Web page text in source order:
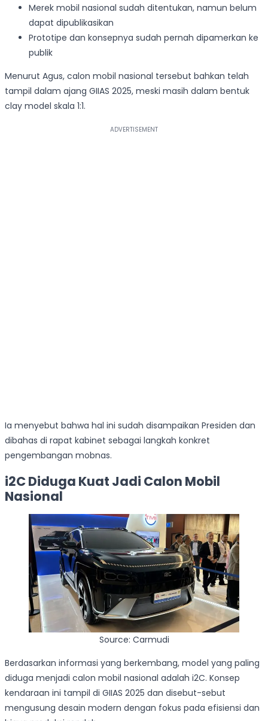
Merek mobil nasional sudah ditentukan, namun belum
dapat dipublikasikan
Prototipe dan konsepnya sudah pernah dipamerkan ke
publik
Menurut Agus, calon mobil nasional tersebut bahkan telah
tampil dalam ajang GIIAS 2025, meski masih dalam bentuk
clay model skala 1:1.
Ia menyebut bahwa hal ini sudah disampaikan Presiden dan
dibahas di rapat kabinet sebagai langkah konkret
pengembangan mobnas.
i2C Diduga Kuat Jadi Calon Mobil
Nasional
Source: Carmudi
Berdasarkan informasi yang berkembang, model yang paling
diduga menjadi calon mobil nasional adalah i2C. Konsep
kendaraan ini tampil di GIIAS 2025 dan disebut-sebut
mengusung desain modern dengan fokus pada efisiensi dan